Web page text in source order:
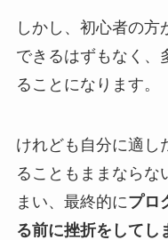
しかし、初心者の方
できるはずもなく、
ることになります。
けれども自分に適し
ることもままならな
まい、最終的にプロ
る前に挫折をしてし